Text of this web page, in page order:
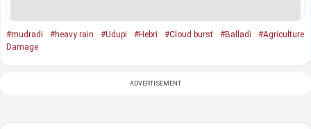
#mudradi #heavy rain #Udupi #Hebri #Cloud burst #Balladi
#Agriculture
Damage
ADVERTISEMENT